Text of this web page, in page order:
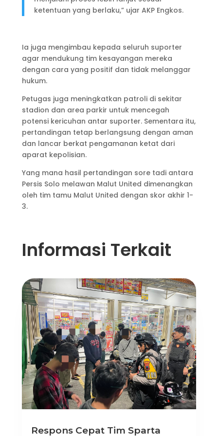
ketentuan yang berlaku,” ujar AKP Engkos.
Ia juga mengimbau kepada seluruh suporter
agar mendukung tim kesayangan mereka
dengan cara yang positif dan tidak melanggar
hukum.
Petugas juga meningkatkan patroli di sekitar
stadion dan area parkir untuk mencegah
potensi kericuhan antar suporter. Sementara itu,
pertandingan tetap berlangsung dengan aman
dan lancar berkat pengamanan ketat dari
aparat kepolisian.
Yang mana hasil pertandingan sore tadi antara
Persis Solo melawan Malut United dimenangkan
oleh tim tamu Malut United dengan skor akhir 1-
3.
Informasi Terkait
Respons Cepat Tim Sparta